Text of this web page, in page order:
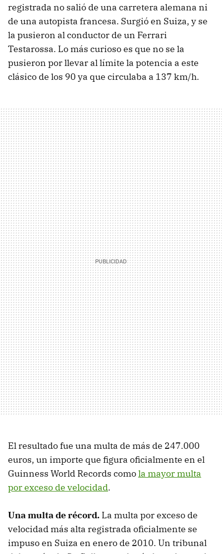
registrada no salió de una carretera alemana ni
de una autopista francesa. Surgió en Suiza, y se
la pusieron al conductor de un Ferrari
Testarossa. Lo más curioso es que no se la
pusieron por llevar al límite la potencia a este
clásico de los 90 ya que circulaba a 137 km/h.
El resultado fue una multa de más de 247.000
euros, un importe que figura oficialmente en el
Guinness World Records comola mayor multa
por exceso de velocidad.
Una multa de récord. La multa por exceso de
velocidad más alta registrada oficialmente se
impuso en Suiza en enero de 2010. Un tribunal